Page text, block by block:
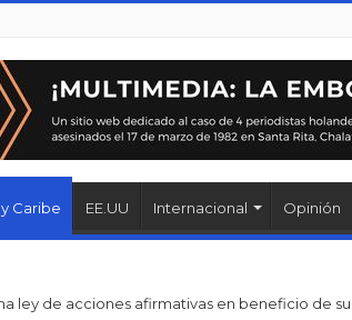
Caribe EE.UU Internacional Opinión
ley de acciones afirmativas en beneficio de su